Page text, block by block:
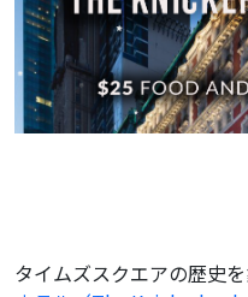
タイムズスクエアの歴史